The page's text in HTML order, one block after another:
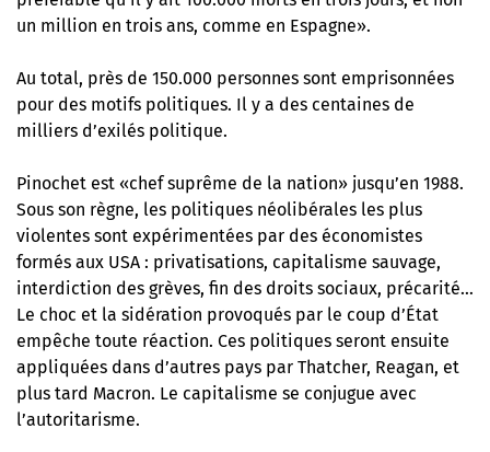
un million en trois ans, comme en Espagne».
Au total, près de 150.000 personnes sont emprisonnées
pour des motifs politiques. Il y a des centaines de
milliers d’exilés politique.
Pinochet est «chef suprême de la nation» jusqu’en 1988.
Sous son règne, les politiques néolibérales les plus
violentes sont expérimentées par des économistes
formés aux USA : privatisations, capitalisme sauvage,
interdiction des grèves, fin des droits sociaux, précarité…
Le choc et la sidération provoqués par le coup d’État
empêche toute réaction. Ces politiques seront ensuite
appliquées dans d’autres pays par Thatcher, Reagan, et
plus tard Macron. Le capitalisme se conjugue avec
l’autoritarisme.